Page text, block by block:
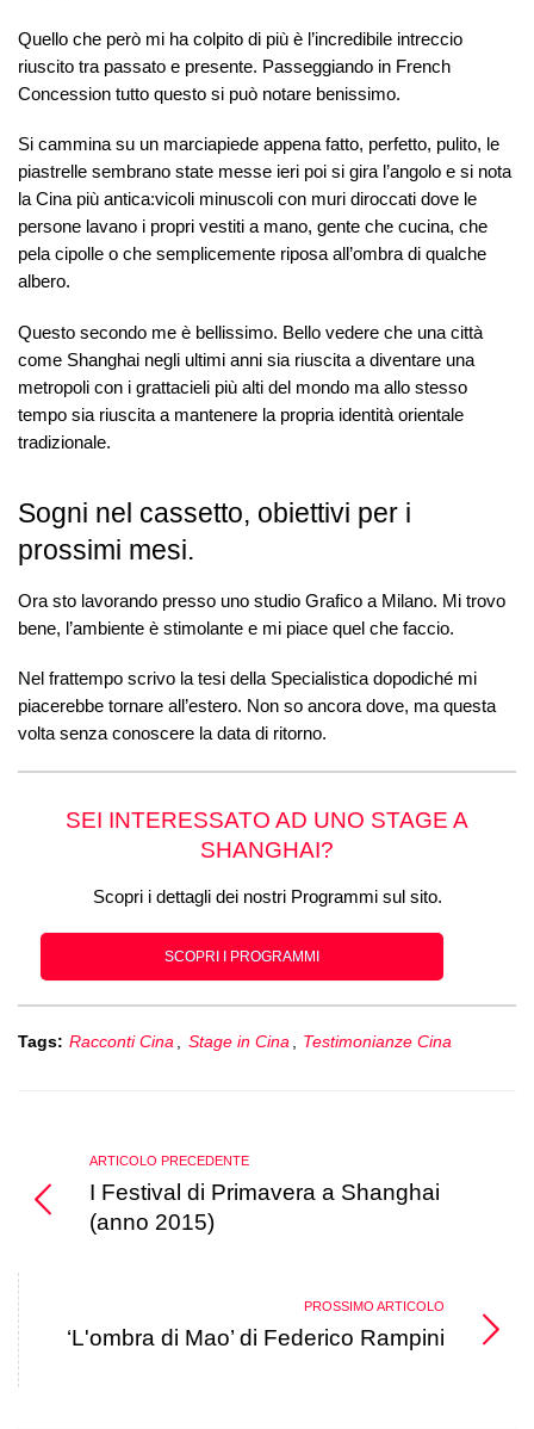
Quello che però mi ha colpito di più è l’incredibile intreccio
riuscito tra passato e presente. Passeggiando in French
Concession tutto questo si può notare benissimo.
Si cammina su un marciapiede appena fatto, perfetto, pulito, le
piastrelle sembrano state messe ieri poi si gira l’angolo e si nota
la Cina più antica:vicoli minuscoli con muri diroccati dove le
persone lavano i propri vestiti a mano, gente che cucina, che
pela cipolle o che semplicemente riposa all’ombra di qualche
albero.
Questo secondo me è bellissimo. Bello vedere che una città
come Shanghai negli ultimi anni sia riuscita a diventare una
metropoli con i grattacieli più alti del mondo ma allo stesso
tempo sia riuscita a mantenere la propria identità orientale
tradizionale.
Sogni nel cassetto, obiettivi per i
prossimi mesi.
Ora sto lavorando presso uno studio Grafico a Milano. Mi trovo
bene, l’ambiente è stimolante e mi piace quel che faccio.
Nel frattempo scrivo la tesi della Specialistica dopodiché mi
piacerebbe tornare all’estero. Non so ancora dove, ma questa
volta senza conoscere la data di ritorno.
SEI INTERESSATO AD UNO STAGE A
SHANGHAI?
Scopri i dettagli dei nostri Programmi sul sito.
SCOPRI I PROGRAMMI
Tags: Racconti Cina , Stage in Cina , Testimonianze Cina
ARTICOLO PRECEDENTE
I Festival di Primavera a Shanghai
(anno 2015)
PROSSIMO ARTICOLO
‘L'ombra di Mao’ di Federico Rampini